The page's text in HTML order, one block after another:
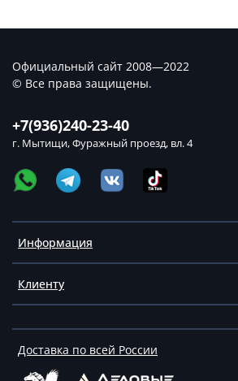
Информация
Клиенту
Доставка по всей России
+7(936)240-23-40
г. Мытищи, Фуражный проезд, вл. 4
Официальный сайт 2008—2022
© Все права защищены.